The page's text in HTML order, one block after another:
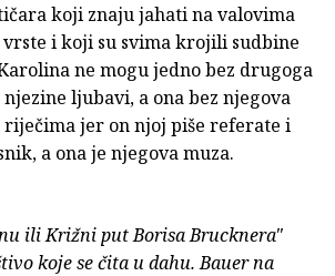
koji znaju jahati na valovima
i koji su svima krojili sudbine
ne mogu jedno bez drugoga
njezine ljubavi, a ona bez njegova
riječima jer on njoj piše referate i
a ona je njegova muza.
ili Križni put Borisa Brucknera"
koje se čita u dahu. Bauer na